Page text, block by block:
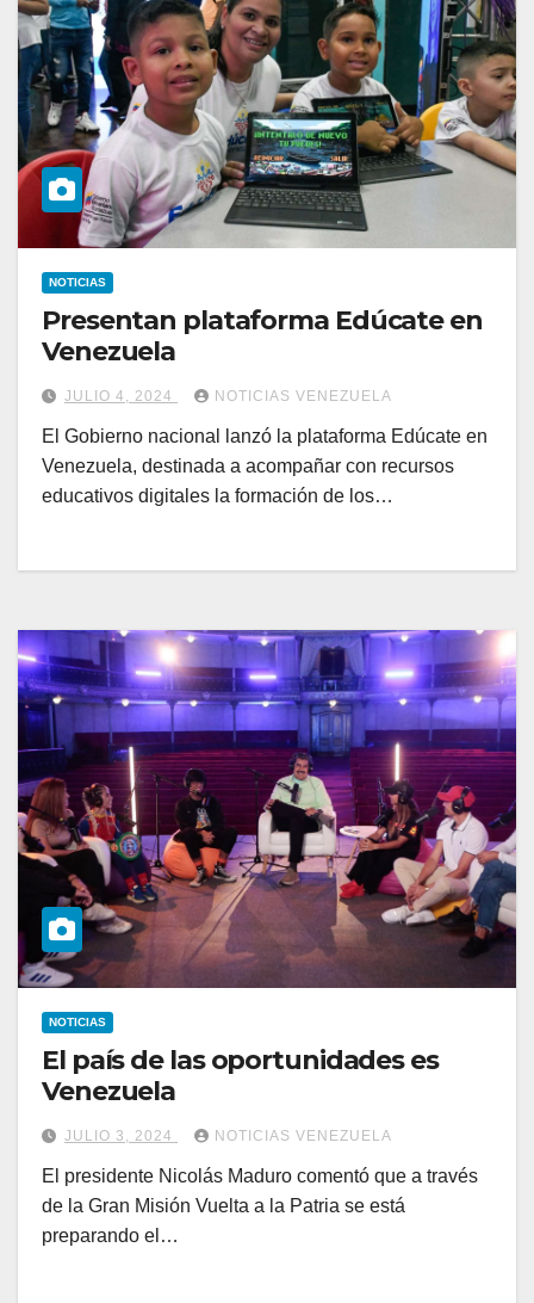
NOTICIAS
Presentan plataforma Edúcate en
Venezuela
JULIO 4, 2024 NOTICIAS VENEZUELA
El Gobierno nacional lanzó la plataforma Edúcate en
Venezuela, destinada a acompañar con recursos
educativos digitales la formación de los…
NOTICIAS
El país de las oportunidades es
Venezuela
JULIO 3, 2024 NOTICIAS VENEZUELA
El presidente Nicolás Maduro comentó que a través
de la Gran Misión Vuelta a la Patria se está
preparando el…